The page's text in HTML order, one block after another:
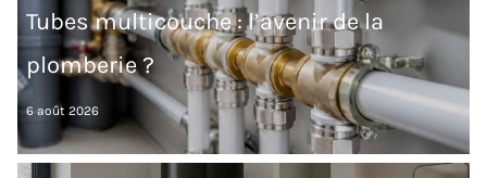
Tubes multicouche : l’avenir de la
plomberie ?
6 août 2026